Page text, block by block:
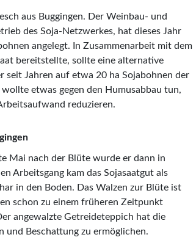
aus Buggingen. Der Weinbau- und
des Soja-Netzwerkes, hat dieses Jahr
angelegt. In Zusammenarbeit mit dem
bereitstellte, sollte eine alternative
Jahren auf etwa 20 ha Sojabohnen der
etwas gegen den Humusabbau tun,
reduzieren.
Mai nach der Blüte wurde er dann in
Arbeitsgang kam das Sojasaatgut als
in den Boden. Das Walzen zur Blüte ist
schon zu einem früheren Zeitpunkt
angewalzte Getreideteppich hat die
und Beschattung zu ermöglichen.